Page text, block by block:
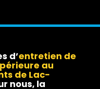
d’entretien de
au
de Lac-
nous, la